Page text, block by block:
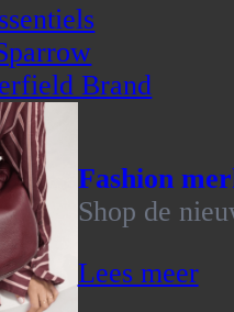
Brand
Fashion
Shop de
Lees meer